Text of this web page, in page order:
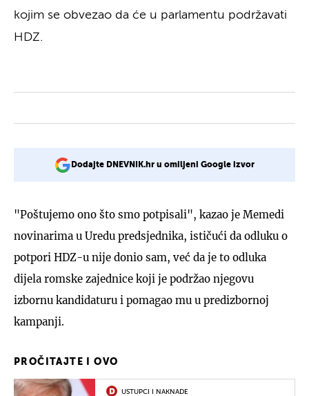
kojim se obvezao da će u parlamentu podržavati
HDZ.
Dodajte DNEVNIK.hr u omiljeni Google izvor
"Poštujemo ono što smo potpisali", kazao je Memedi
novinarima u Uredu predsjednika, ističući da odluku o
potpori HDZ-u nije donio sam, već da je to odluka
dijela romske zajednice koji je podržao njegovu
izbornu kandidaturu i pomagao mu u predizbornoj
kampanji.
PROČITAJTE I OVO
USTUPCI I NAKNADE